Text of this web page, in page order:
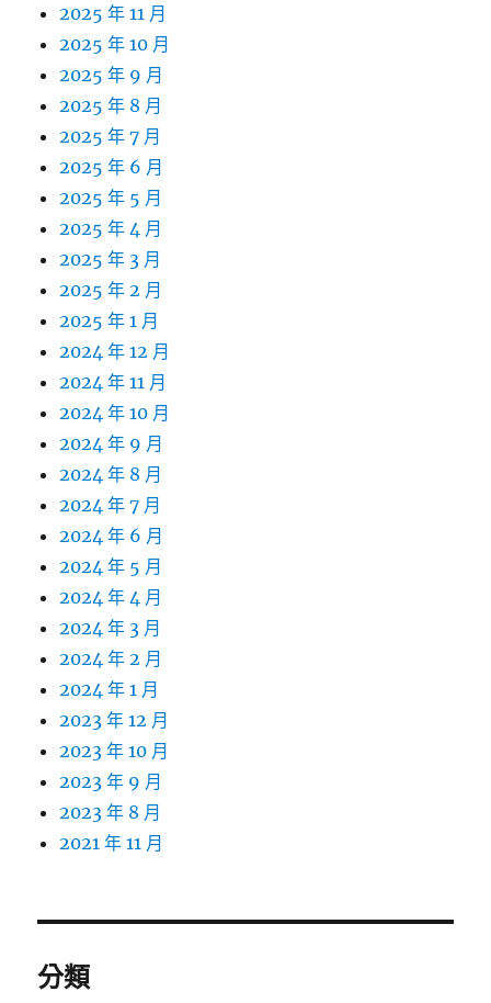
2025 年 11 月
2025 年 10 月
2025 年 9 月
2025 年 8 月
2025 年 7 月
2025 年 6 月
2025 年 5 月
2025 年 4 月
2025 年 3 月
2025 年 2 月
2025 年 1 月
2024 年 12 月
2024 年 11 月
2024 年 10 月
2024 年 9 月
2024 年 8 月
2024 年 7 月
2024 年 6 月
2024 年 5 月
2024 年 4 月
2024 年 3 月
2024 年 2 月
2024 年 1 月
2023 年 12 月
2023 年 10 月
2023 年 9 月
2023 年 8 月
2021 年 11 月
分類